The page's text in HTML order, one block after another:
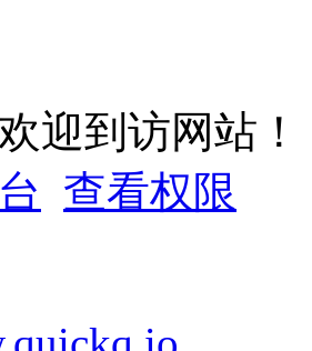
迎到访网站！
查看权限